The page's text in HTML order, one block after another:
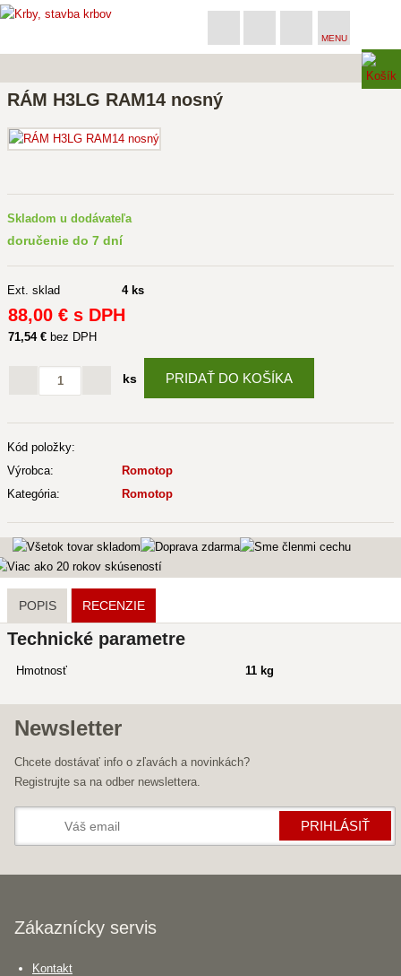
MENU
RÁM H3LG RAM14 nosný
Skladom u dodávateľa
doručenie do 7 dní
Ext. sklad 4 ks
88,00 € s DPH
71,54 € bez DPH
ks PRIDAŤ DO KOŠÍKA
Kód položky:
Výrobca:
Romotop
Kategória:
Romotop
POPIS RECENZIE
Technické parametre
Hmotnosť 11 kg
Newsletter
Chcete dostávať info o zľavách a novinkách?
Registrujte sa na odber newslettera.
PRIHLÁSIŤ
Zákaznícky servis
Kontakt